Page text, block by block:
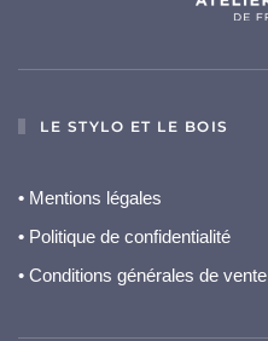
LE STYLO ET LE BOIS
• Mentions légales
• Politique de confidentialité
• Conditions générales de vente